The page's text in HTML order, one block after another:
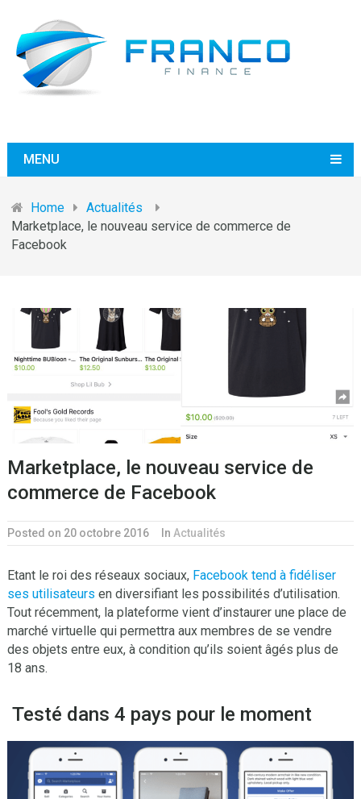
MENU
Home
Actualités
Marketplace, le nouveau service de commerce de
Facebook
Marketplace, le nouveau service de
commerce de Facebook
Posted on 20 octobre 2016 In Actualités
Etant le roi des réseaux sociaux, Facebook tend à fidéliser
ses utilisateurs en diversifiant les possibilités d’utilisation.
Tout récemment, la plateforme vient d’instaurer une place de
marché virtuelle qui permettra aux membres de se vendre
des objets entre eux, à condition qu’ils soient âgés plus de
18 ans.
Testé dans 4 pays pour le moment